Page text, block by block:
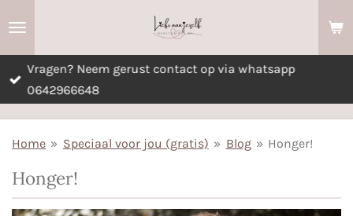
de
hoofdinhoud
Vragen? Neem gerust contact op via whatsapp
0642966648
Home » Speciaal voor jou (gratis) » Blog » Honger!
Honger!